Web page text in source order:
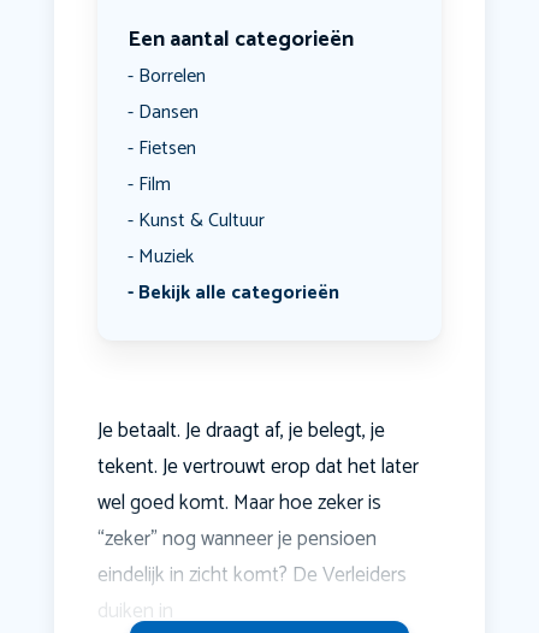
Een aantal categorieën
Borrelen
Dansen
Fietsen
Film
Kunst & Cultuur
Muziek
Bekijk alle categorieën
Je betaalt. Je draagt af, je belegt, je
tekent. Je vertrouwt erop dat het later
wel goed komt. Maar hoe zeker is
“zeker” nog wanneer je pensioen
eindelijk in zicht komt? De Verleiders
duiken in